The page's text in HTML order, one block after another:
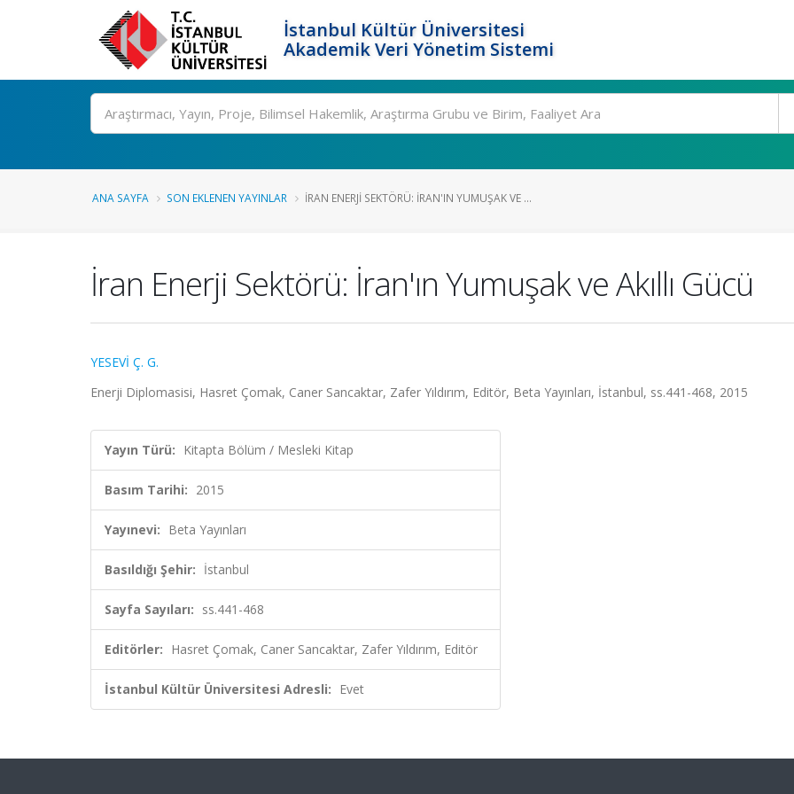
İstanbul Kültür Üniversitesi
Akademik Veri Yönetim Sistemi
Ara
ANA SAYFA SON EKLENEN YAYINLAR İRAN ENERJI SEKTÖRÜ: İRAN'IN YUMUŞAK VE ...
İran Enerji Sektörü: İran'ın Yumuşak ve Akıllı Gücü
YESEVİ Ç. G.
Enerji Diplomasisi, Hasret Çomak, Caner Sancaktar, Zafer Yıldırım, Editör, Beta Yayınları, İstanbul, ss.441-468, 2015
Yayın Türü: Kitapta Bölüm / Mesleki Kitap
Basım Tarihi: 2015
Yayınevi: Beta Yayınları
Basıldığı Şehir: İstanbul
Sayfa Sayıları: ss.441-468
Editörler: Hasret Çomak, Caner Sancaktar, Zafer Yıldırım, Editör
İstanbul Kültür Üniversitesi Adresli: Evet